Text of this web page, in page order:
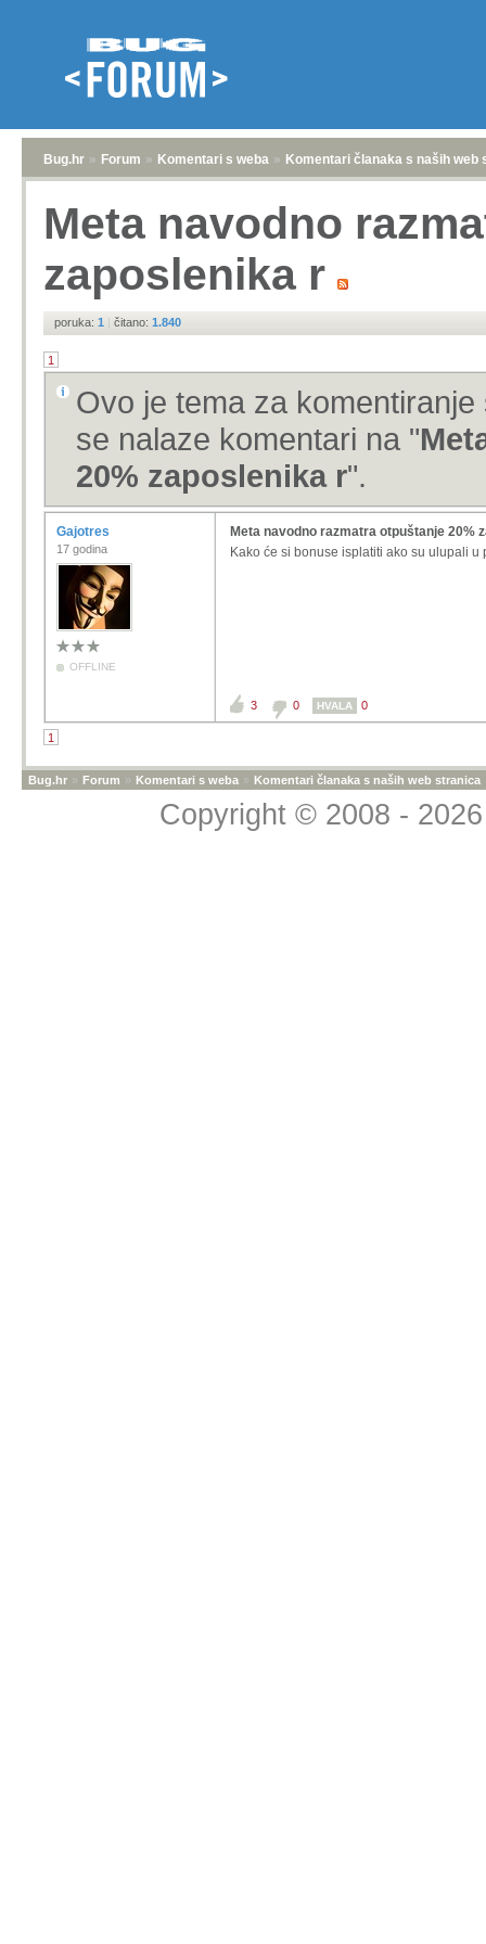
Bug.hr » Forum » Komentari s weba » Komentari članaka s naših web
Meta navodno
zaposlenika r
poruka: 1 | čitano: 1.840
1
Ovo je tema za
se nalaze komentari na "
20% zaposlenika r".
Gajotres
17 godina
OFFLINE
Meta navodno razmatra otpuštanje 20%
Kako će si bonuse isplatiti ako su ulupali
3 0 HVALA 0
1
Bug.hr » Forum » Komentari s weba » Komentari članaka s naših web stranica
Copyright © 2008 -